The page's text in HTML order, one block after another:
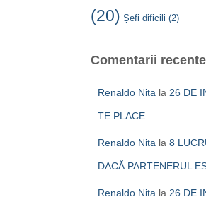
(20) Șefi dificili (2)
Comentarii recente
Renaldo Nita la 26 DE
TE PLACE
Renaldo Nita la 8
DACĂ PARTENERUL
Renaldo Nita la 26 DE